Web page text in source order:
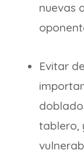
nuevas
Evitar
tablero,